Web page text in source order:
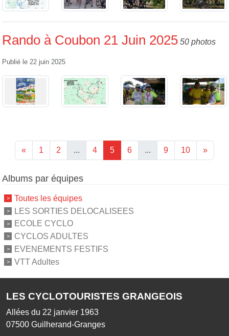
Rando à Coubon 21 Juin 2025 50 photos
Publié le 22 juin 2025
« 1 2 ... 4 5 6 ... 9 10 »
Albums par équipes
Toutes les équipes
LES SORTIES DELOCALISEES
ECOLE CYCLO
CYCLOS ADULTES
EVENEMENTS FESTIFS
VTT Adultes
LES CYCLOTOURISTES GRANGEOIS
Allées du 22 janvier 1963
07500 Guilherand-Granges